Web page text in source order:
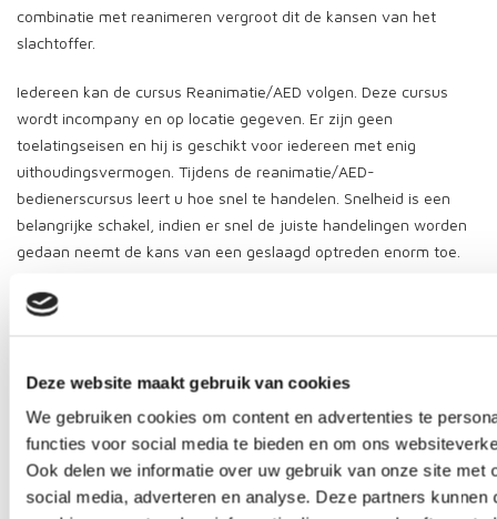
Deze website maakt gebruik van cookies
We gebruiken cookies om content en advertenties te
functies voor social media te bieden en om ons
Ook delen we informatie over uw gebruik van onze site met
social media, adverteren en analyse. Deze partners kunnen
combinatie met reanimeren vergroot dit de kansen van het
slachtoffer.
Iedereen kan de cursus Reanimatie/AED volgen. Deze cursus
wordt incompany en op locatie gegeven. Er zijn geen
toelatingseisen en hij is geschikt voor iedereen met enig
uithoudingsvermogen. Tijdens de reanimatie/AED-
bedienerscursus leert u hoe snel te handelen. Snelheid is een
belangrijke schakel, indien er snel de juiste handelingen worden
gedaan neemt de kans van een geslaagd optreden enorm toe.
Tijdens de cursus Reanimatie/AED leert u onder andere hoe op
noodzakelijk is te allen tijde te beschikken over parate kennis en
vaardigheden is het aan te raden minimaal één keer per jaar te
herhalen.
Onderwerpen tijdens de cursus zijn: